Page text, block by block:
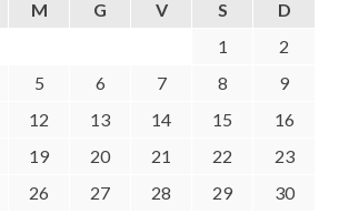
M G V S
D
1
2
5 6 7 8
9
12 13 14 15
16
19 20 21 22
23
26 27 28 29
30